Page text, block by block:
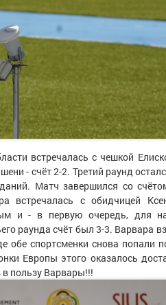
встречалась с чешкой
- счёт 2-2. Третий раунд
Матч завершился со
с обидчицей
и - в первую очередь, для
раунда счёт был 3-3. Варвара
обе спортсменки снова попали
Европы этого оказалось
в пользу Варвары!!!